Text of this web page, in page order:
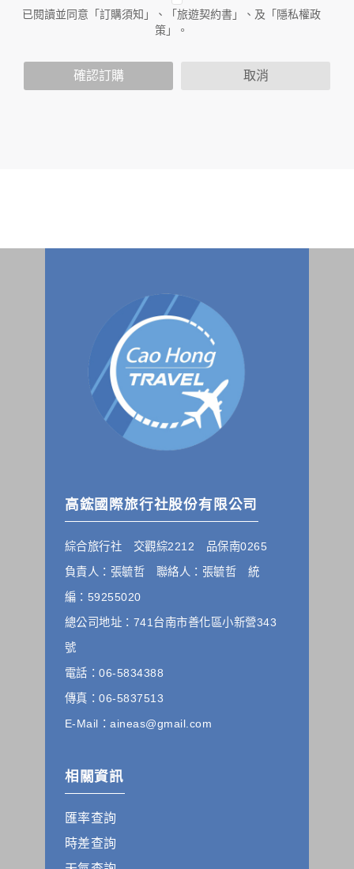
人員。例如您透過本公司旗下網站上的廣告廠商連結，這些置
放連結的廠商也可能蒐集您個人的資料。對於您主動提供的個
人資訊，這些廣告廠商或連結網站有其個別的隱私權保護政
您個人在本網站上的聊天室或討論區中任意公開個人資料的行
錄等，做為我們增進網站服務的參考依據，此記錄為內部應
分析，分析結果之統計數據或說明文字呈現，除供內部研究
外，我們會視需要公佈統計數據及說明文字，但不涉及特定個
除非取得您的同意或其他法令之特別規定，本網站絕不會將您
的個人資料揭露予第三人或使用於蒐集目的以外之其他用途。
在您於本網站註冊帳號、使用本網站相關產品、服務、活動或
贈獎時，本網站會收集您的個人識別資料，本網站也可以從商
業夥伴處取得個人資料。
當客戶在本網站註冊時，我們會取得您的姓名、電話、住址、
身份證字號、電子郵件、出生日期、性別、行業等相關資料，
當您註冊成功，並登入使用我們的服務後，我們即取得您的資
成功，並登入使用我們的服務後，本網站即取得您的資料。
用的瀏覽器、瀏覽及點選資料紀錄等。本網站會對個別連線者
的瀏覽器予以標示，歸納使用者瀏覽器在本網站內部所瀏覽的
網頁，除非您願意告知您的個人資料，否則本網站不會也無法
將此項記錄和您對應。請您注意，在本網站網刊登廣告之廠
提供的個人資訊，這些廣告廠商、或連結網站有其個別的私權
保護政策，其資料處理措施不適用本網站隱私權保護政策，本
本網站將在事前或註冊登錄取得您的同意後，傳送商業性資料
或電子郵件給您。本公司除了在該資料或電子郵件上註明是由
本公司發送，也會在該資料或電子郵件上提供您能隨時停止接
收這些資料或電子郵件的方法及說明。
本公司不會向任何人出售或出借您的個人識別資料。
1.遵守法令或政府機關的要求；或我們發覺您在網站上的行為
違反本公司旗下網站的會員條款或產品、服務的特定使用指
已閱讀並同意「訂購須知」、「旅遊契約書」、及「隱私權政
策」。
確認訂購 取消
高鋐國際旅行社股份有限公司
綜合旅行社 交觀綜2212 品保南0265
負責人：張毓哲 聯絡人：張毓哲 統
編：59255020
總公司地址：741台南市善化區小新營343
號
電話：06-5834388
傳真：06-5837513
E-Mail：aineas@gmail.com
相關資訊
匯率查詢
時差查詢